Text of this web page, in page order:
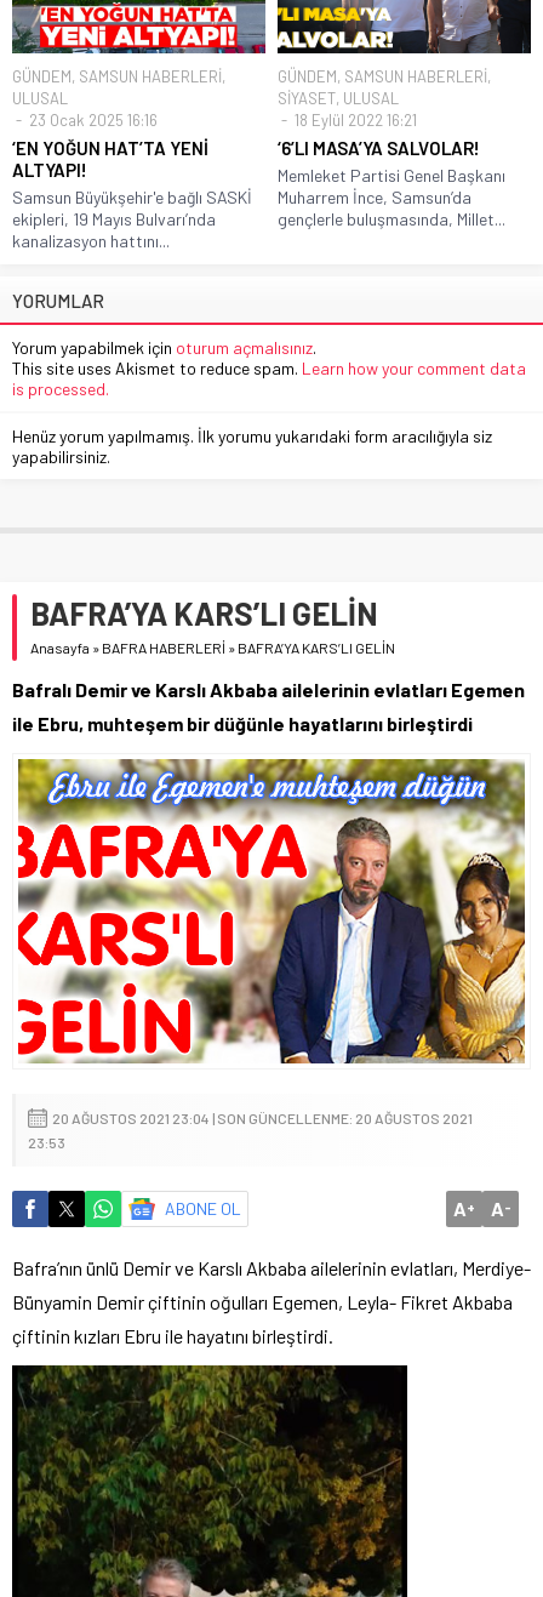
GÜNDEM, SAMSUN HABERLERİ,
ULUSAL
23 Ocak 2025 16:16
‘EN YOĞUN HAT’TA YENİ
ALTYAPI!
Samsun Büyükşehir'e bağlı SASKİ
ekipleri, 19 Mayıs Bulvarı’nda
kanalizasyon hattını...
GÜNDEM, SAMSUN HABERLERİ,
SİYASET, ULUSAL
18 Eylül 2022 16:21
‘6’LI MASA’YA SALVOLAR!
Memleket Partisi Genel Başkanı
Muharrem İnce, Samsun’da
gençlerle buluşmasında, Millet...
YORUMLAR
Yorum yapabilmek için oturum açmalısınız.
This site uses Akismet to reduce spam. Learn how your comment data
is processed.
Henüz yorum yapılmamış. İlk yorumu yukarıdaki form aracılığıyla siz
yapabilirsiniz.
BAFRA’YA KARS’LI GELİN
Anasayfa » BAFRA HABERLERİ » BAFRA’YA KARS’LI GELİN
Bafralı Demir ve Karslı Akbaba ailelerinin evlatları Egemen
ile Ebru, muhteşem bir düğünle hayatlarını birleştirdi
20 AĞUSTOS 2021 23:04 | SON GÜNCELLENME: 20 AĞUSTOS 2021
23:53
ABONE OL A+ A-
Bafra’nın ünlü Demir ve Karslı Akbaba ailelerinin evlatları, Merdiye-
Bünyamin Demir çiftinin oğulları Egemen, Leyla- Fikret Akbaba
çiftinin kızları Ebru ile hayatını birleştirdi.